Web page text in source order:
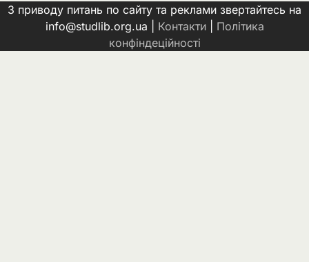
З приводу питань по сайту та реклами звертайтесь на
info@studlib.org.ua | Контакти| Політика
конфіндеційності